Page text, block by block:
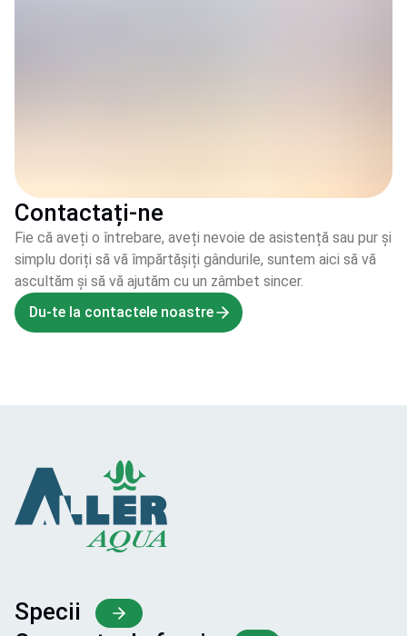
Contactați-ne
Fie că aveți o întrebare, aveți nevoie de asistență sau pur și
simplu doriți să vă împărtășiți gândurile, suntem aici să vă
ascultăm și să vă ajutăm cu un zâmbet sincer.
Du-te la contactele noastre
Specii